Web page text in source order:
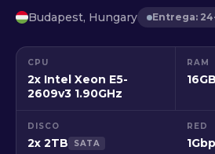
Budapest, Hungary Entrega:
CPU
2x Intel Xeon E5-
2609v3 1.90GHz
RAM
16GB
DISCO
2x 2TB SATA
RED